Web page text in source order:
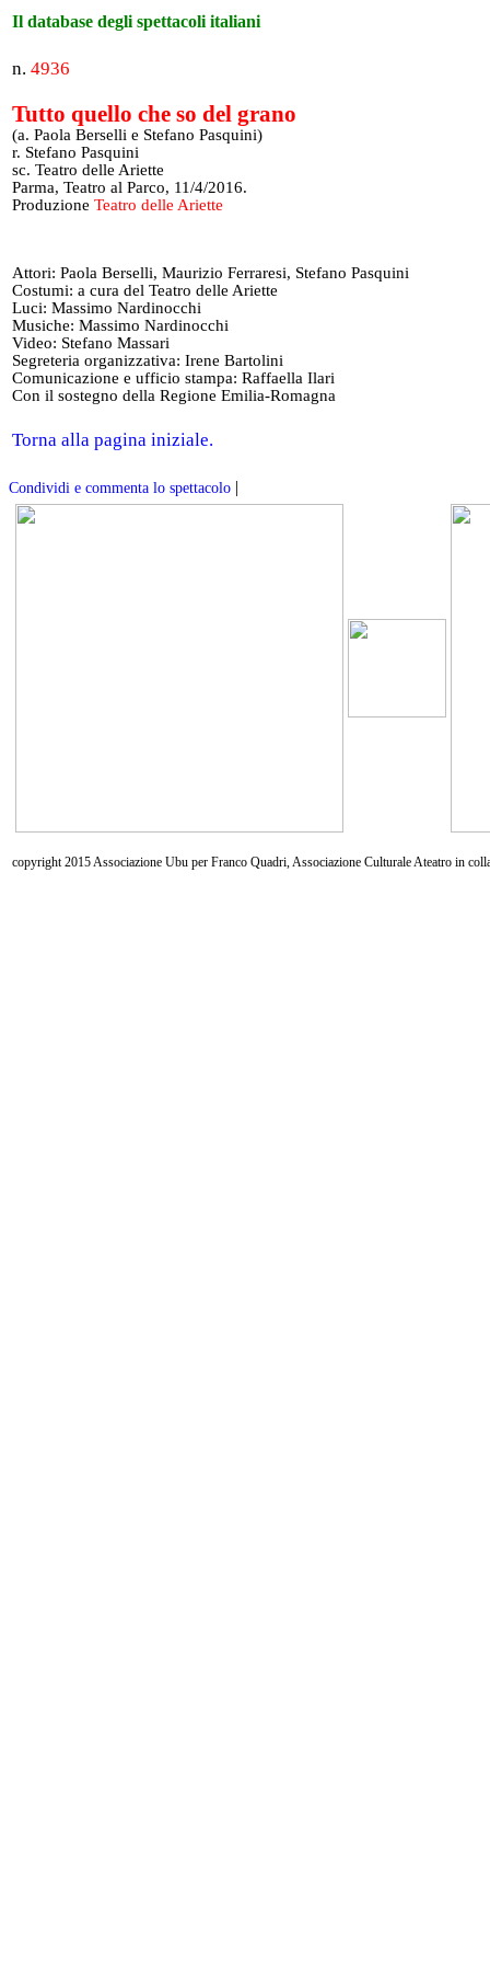
Il database degli spettacoli italiani
n. 4936
Tutto quello che so del grano
(a. Paola Berselli e Stefano Pasquini)
r. Stefano Pasquini
sc. Teatro delle Ariette
Parma, Teatro al Parco, 11/4/2016.
Produzione Teatro delle Ariette
Attori: Paola Berselli, Maurizio Ferraresi, Stefano Pasquini
Costumi: a cura del Teatro delle Ariette
Luci: Massimo Nardinocchi
Musiche: Massimo Nardinocchi
Video: Stefano Massari
Segreteria organizzativa: Irene Bartolini
Comunicazione e ufficio stampa: Raffaella Ilari
Con il sostegno della Regione Emilia-Romagna
Torna alla pagina iniziale.
Condividi e commenta lo spettacolo |
copyright 2015 Associazione Ubu per Franco Quadri, Associazione Culturale Ateatro in